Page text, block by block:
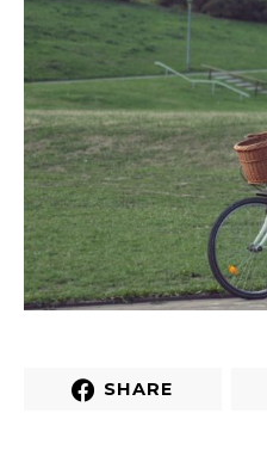
SHARE